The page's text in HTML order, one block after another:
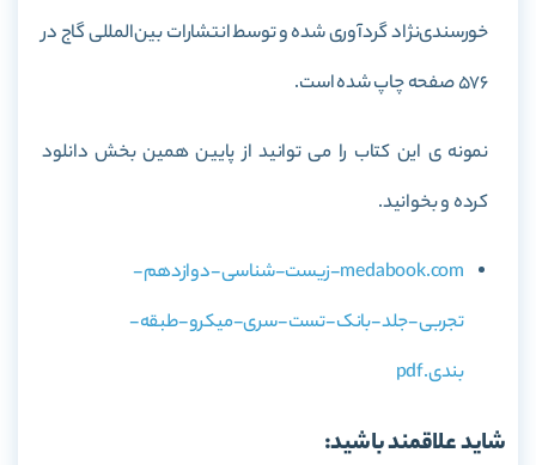
خورسندی‌نژاد گردآوری شده و توسط انتشارات بین‌المللی گاج در
576 صفحه چاپ شده است.
نمونه ی این کتاب را می توانید از پایین همین بخش دانلود
کرده و بخوانید.
medabook.com-زیست-شناسی-دوازدهم-
تجربی-جلد-بانک-تست-سری-میکرو-طبقه-
بندی.pdf
شاید علاقمند باشید: